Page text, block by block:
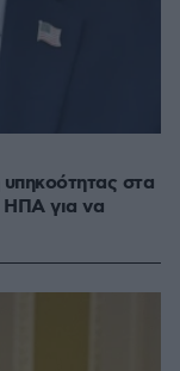
στα
ΗΠΑ για να